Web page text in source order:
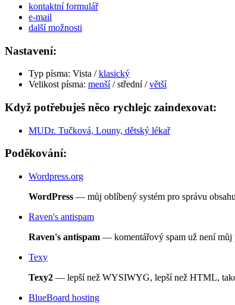
kontaktní formulář
e-mail
další možnosti
Nastavení:
Typ písma: Vista /klasický
Velikost písma: menší/ střední /větší
Když potřebuješ něco rychlejc zaindexovat:
MUDr. Tučková, Louny, dětský lékař
Poděkování:
Wordpress.org
WordPress — můj oblíbený systém pro správu
Raven's antispam
Raven's antispam — komentářový spam už není můj
Texy
Texy2 — lepší než WYSIWYG, lepší než HTML,
BlueBoard hosting